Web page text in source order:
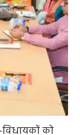
विधायकों को